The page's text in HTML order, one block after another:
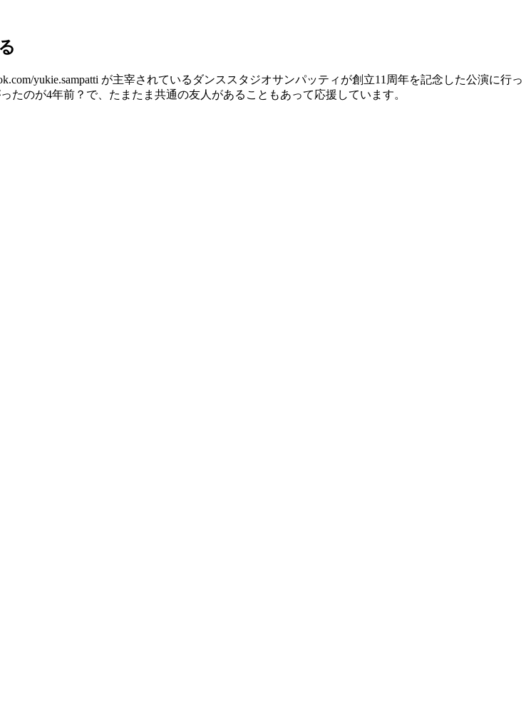
yukie.sampatti が主宰されているダンススタジオサンパッティが創立11周年を記念した公演に行っ
のが4年前？で、たまたま共通の友人があることもあって応援しています。